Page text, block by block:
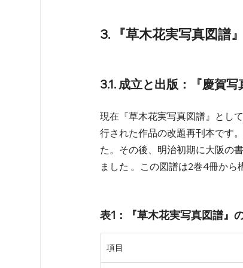
3. 『草木花実写真図譜
3.1. 成立と出版：『慶賀
現在『草木花実写真図譜』とし
行された作品の改題再刊本です
た。その後、明治初期に大阪の
ました 。この図譜は2巻4冊から
表1：『草木花実写真図譜』
項目